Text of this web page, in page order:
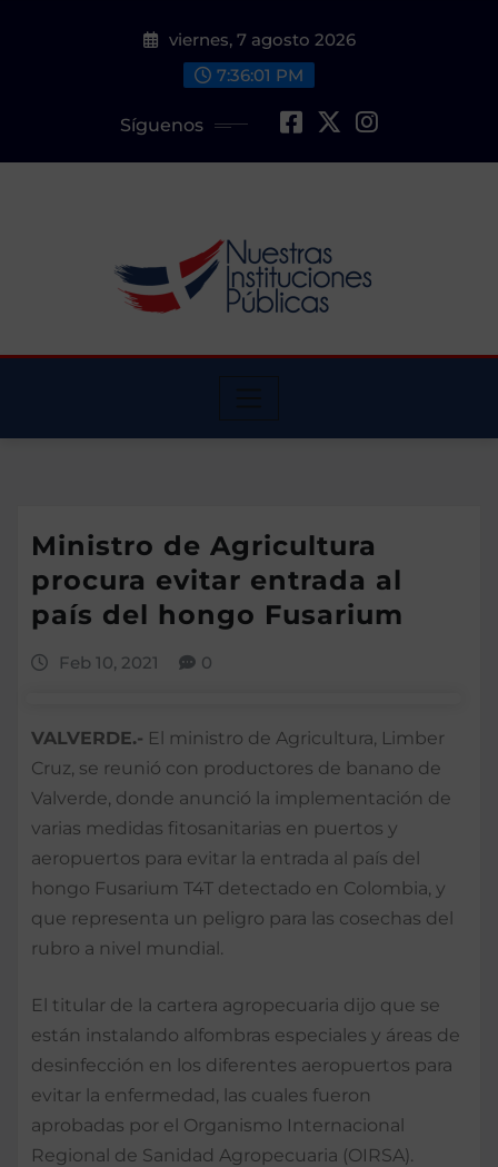
viernes, 7 agosto 2026
7:36:02 PM
Síguenos
Ministro de Agricultura
procura evitar entrada al
país del hongo Fusarium
Feb 10, 2021 0
VALVERDE.- El ministro de Agricultura, Limber
Cruz, se reunió con productores de banano de
Valverde, donde anunció la implementación de
varias medidas fitosanitarias en puertos y
aeropuertos para evitar la entrada al país del
hongo Fusarium T4T detectado en Colombia, y
que representa un peligro para las cosechas del
rubro a nivel mundial.
El titular de la cartera agropecuaria dijo que se
están instalando alfombras especiales y áreas de
desinfección en los diferentes aeropuertos para
evitar la enfermedad, las cuales fueron
aprobadas por el Organismo Internacional
Regional de Sanidad Agropecuaria (OIRSA).